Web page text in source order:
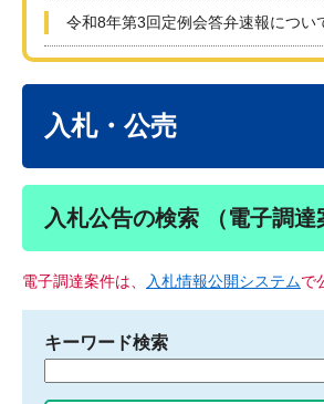
令和8年第3回定例会答弁速報につい
入札・公売
入札公告の検索 （電子調達
電子調達案件は、 入札情報公開システムで
キーワード検索